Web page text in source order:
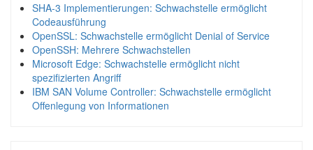
SHA-3 Implementierungen: Schwachstelle ermöglicht
Codeausführung
OpenSSL: Schwachstelle ermöglicht Denial of Service
OpenSSH: Mehrere Schwachstellen
Microsoft Edge: Schwachstelle ermöglicht nicht
spezifizierten Angriff
IBM SAN Volume Controller: Schwachstelle ermöglicht
Offenlegung von Informationen